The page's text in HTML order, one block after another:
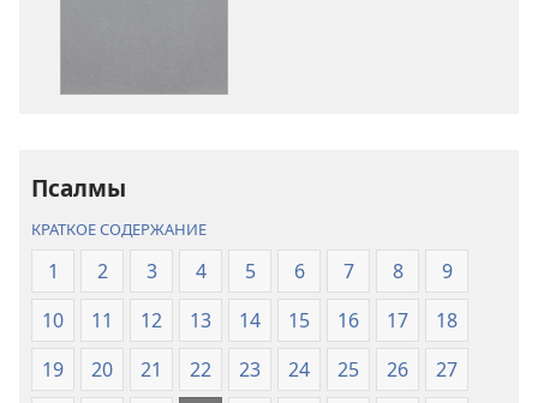
Псалмы
КРАТКОЕ СОДЕРЖАНИЕ
1 2 3 4 5 6 7 8
9
10
11 12 13 14 15 16 17
18
19
20 21 22 23 24 25 26
27